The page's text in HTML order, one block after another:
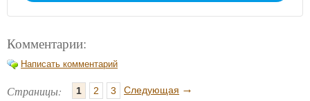
Комментарии:
Написать комментарий
Страницы: 1 2 3 Следующая →